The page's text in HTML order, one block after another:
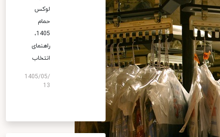
لوکس
حمام
1405،
راهنمای
انتخاب
1405/05/
13